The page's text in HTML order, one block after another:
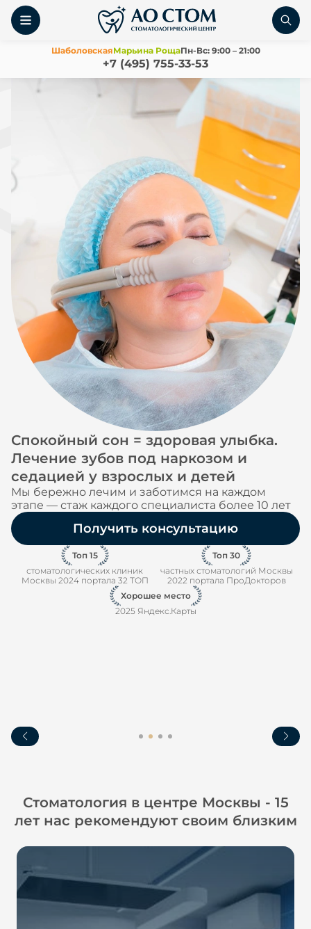
ШаболовскаяМарьина РощаПн-Вс: 9:00 – 21:00
+7 (495) 755-33-53
Спокойный сон = здоровая улыбка.
Лечение зубов под наркозом и
седацией у взрослых и детей
Мы бережно лечим и заботимся на каждом
этапе — стаж каждого специалиста более 10 лет
Получить консультацию
Топ 15
стоматологических клиник
Москвы 2024 портала 32 ТОП
Топ 30
частных стоматологий Москвы
2022 портала ПроДокторов
Хорошее место
2025 Яндекс.Карты
Стоматология в центре Москвы - 15
лет нас рекомендуют своим близким